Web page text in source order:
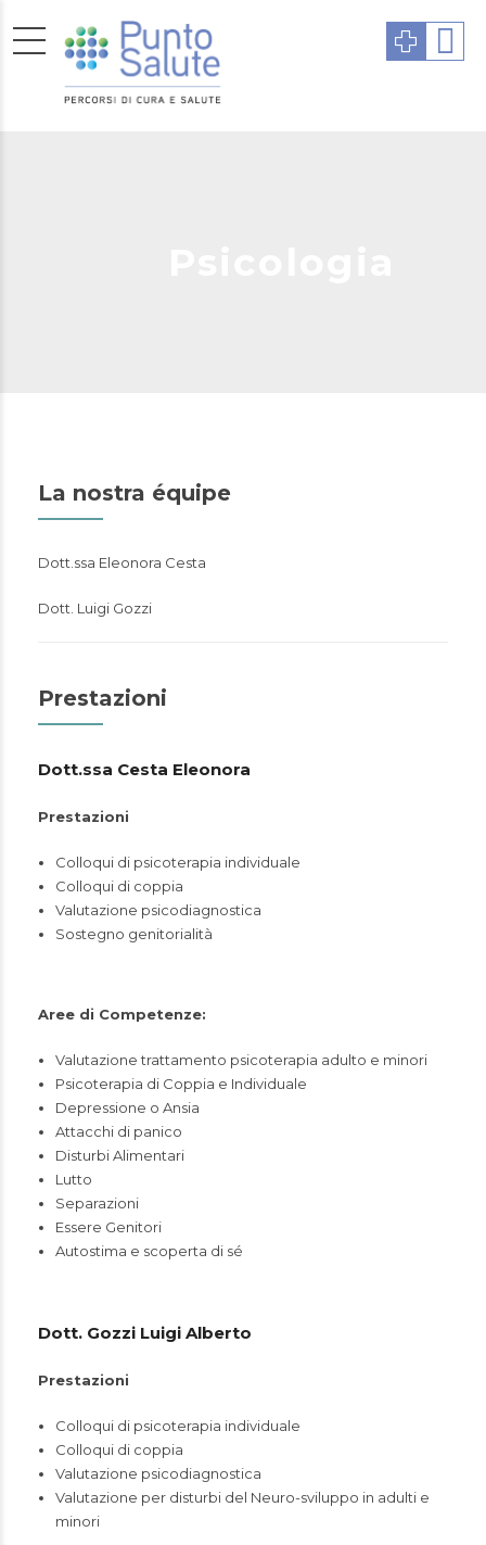
La nostra équipe
Dott.ssa Eleonora Cesta
Dott. Luigi Gozzi
Prestazioni
Dott.ssa Cesta Eleonora
Prestazioni
Colloqui di psicoterapia individuale
Colloqui di coppia
Valutazione psicodiagnostica
Sostegno genitorialità
Aree di Competenze:
Valutazione trattamento psicoterapia adulto e minori
Psicoterapia di Coppia e Individuale
Depressione o Ansia
Attacchi di panico
Disturbi Alimentari
Lutto
Separazioni
Essere Genitori
Autostima e scoperta di sé
Dott. Gozzi Luigi Alberto
Prestazioni
Colloqui di psicoterapia individuale
Colloqui di coppia
Valutazione psicodiagnostica
Valutazione per disturbi del Neuro-sviluppo in adulti e
minori